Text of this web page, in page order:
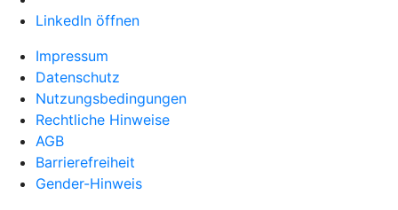
LinkedIn öffnen
Impressum
Datenschutz
Nutzungsbedingungen
Rechtliche Hinweise
AGB
Barrierefreiheit
Gender-Hinweis